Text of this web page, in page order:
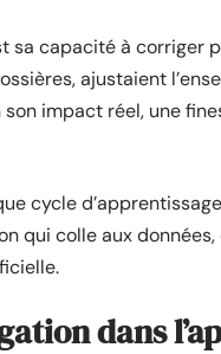
sa capacité à corriger
ajustaient
impact réel, une
cycle
qui colle aux
dans